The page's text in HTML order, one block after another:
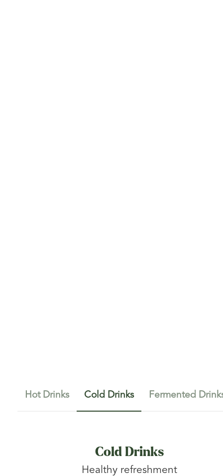
Hot Drinks Cold Drinks Fermented
Cold Drinks
Healthy refreshment